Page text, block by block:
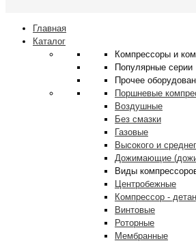
Главная
Каталог
Компрессоры и
Популярные серии
Прочее
Поршневые
Воздушные
Без смазки
Газовые
Высокого и
Дожимающие
Виды
Центробежные
Компрессор -
Винтовые
Роторные
Мембранные